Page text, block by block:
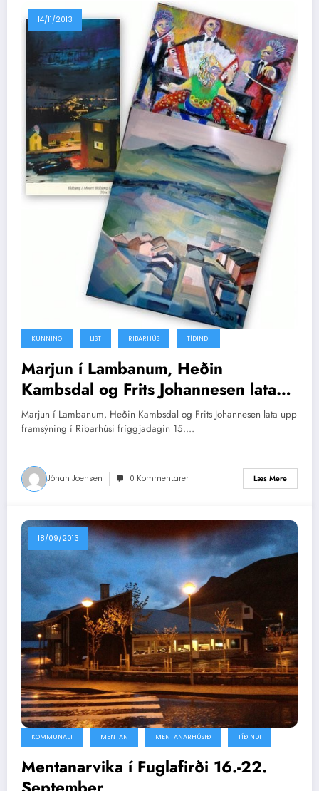
14/11/2013
KUNNING LIST RIBARHÚS TÍÐINDI
Marjun í Lambanum, Heðin
Kambsdal og Frits Johannesen lata
upp framsýning í Ribarhús
Marjun í Lambanum, Heðin Kambsdal og Frits Johannesen lata upp
framsýning í Ribarhúsi fríggjadagin 15.…
Jóhan Joensen 0 Kommentarer Læs Mere
18/09/2013
KOMMUNALT MENTAN MENTANARHÚSIÐ TÍÐINDI
Mentanarvika í Fuglafirði 16.-22.